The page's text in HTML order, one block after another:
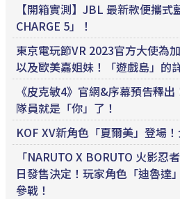
【開箱實測】JBL 最新款便攜
CHARGE 5」！
東京電玩節VR 2023官方大使為
以及歐美嘉姐妹！「遊戲島」的
《皮克敏4》官網&序幕預告釋
隊員就是「你」了！
KOF XV新角色「夏爾美」登場！
「NARUTO X BORUTO 火影忍
日發售決定！玩家角色「迪魯達
參戰！